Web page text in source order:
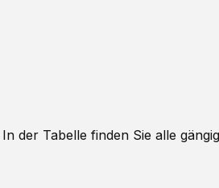
der Tabelle finden Sie alle